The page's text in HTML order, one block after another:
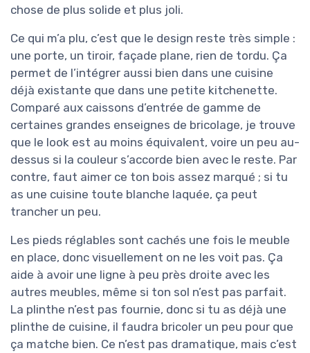
chose de plus solide et plus joli.
Ce qui m’a plu, c’est que le design reste très simple :
une porte, un tiroir, façade plane, rien de tordu. Ça
permet de l’intégrer aussi bien dans une cuisine
déjà existante que dans une petite kitchenette.
Comparé aux caissons d’entrée de gamme de
certaines grandes enseignes de bricolage, je trouve
que le look est au moins équivalent, voire un peu au-
dessus si la couleur s’accorde bien avec le reste. Par
contre, faut aimer ce ton bois assez marqué ; si tu
as une cuisine toute blanche laquée, ça peut
trancher un peu.
Les pieds réglables sont cachés une fois le meuble
en place, donc visuellement on ne les voit pas. Ça
aide à avoir une ligne à peu près droite avec les
autres meubles, même si ton sol n’est pas parfait.
La plinthe n’est pas fournie, donc si tu as déjà une
plinthe de cuisine, il faudra bricoler un peu pour que
ça matche bien. Ce n’est pas dramatique, mais c’est